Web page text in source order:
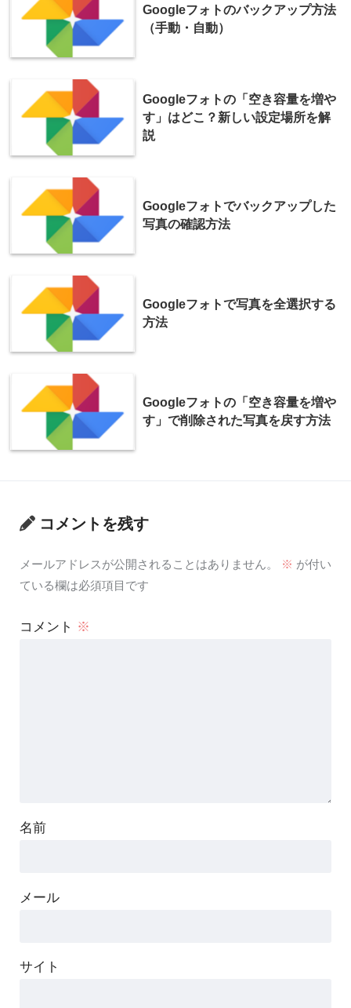
Googleフォトのバックアップ方法
（手動・自動）
Googleフォトの「空き容量を増や
す」はどこ？新しい設定場所を解
説
Googleフォトでバックアップした
写真の確認方法
Googleフォトで写真を全選択する
方法
Googleフォトの「空き容量を増や
す」で削除された写真を戻す方法
コメントを残す
メールアドレスが公開されることはありません。 ※ が付い
ている欄は必須項目です
コメント ※
名前
メール
サイト